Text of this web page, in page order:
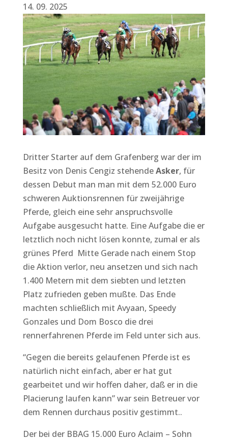
14. 09. 2025
Dritter Starter auf dem Grafenberg war der im
Besitz von Denis Cengiz stehendeAsker, für
dessen Debut man man mit dem 52.000 Euro
schweren Auktionsrennen für zweijährige
Pferde, gleich eine sehr anspruchsvolle
Aufgabe ausgesucht hatte. Eine Aufgabe die er
letztlich noch nicht lösen konnte, zumal er als
grünes Pferd Mitte Gerade nach einem Stop
die Aktion verlor, neu ansetzen und sich nach
1.400 Metern mit dem siebten und letzten
Platz zufrieden geben mußte. Das Ende
machten schließlich mit Avyaan, Speedy
Gonzales und Dom Bosco die drei
rennerfahrenen Pferde im Feld unter sich aus.
“Gegen die bereits gelaufenen Pferde ist es
natürlich nicht einfach, aber er hat gut
gearbeitet und wir hoffen daher, daß er in die
Placierung laufen kann” war sein Betreuer vor
dem Rennen durchaus positiv gestimmt..
Der bei der BBAG 15.000 Euro Aclaim – Sohn